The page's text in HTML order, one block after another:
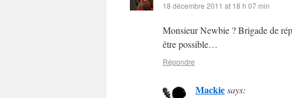
18 décembre 2011 at 18 h 07 min
Monsieur Newbie ? Brigade de
être possible…
Répondre
Mackiesays: